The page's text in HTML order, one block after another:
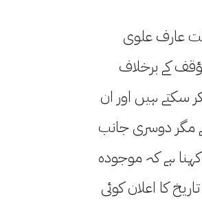
عارف علوی
کے برخلاف
سکتے ہیں اور ان
مگر دوسری جانب
ہے کہ موجودہ
کا اعلان کوئی